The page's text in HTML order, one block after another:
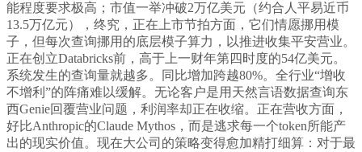
能程度要求极高；市值一举冲破2万亿美元（约合人平易近币
13.5万亿元），终究，正在上市节拍方面，它们情愿挪用模
子，但每次查询挪用的底层模子算力，以推进收集平安营业。
正在创立Databricks前，高于上一财年第四时度的54亿美元。
系统发生的查询量就越多。同比增加跨越80%。全行业“增收
不增利”的阵痛难以缓解。无论客户是用天然言语数据查询东
西Genie回覆营业问题，利润率却正在收缩。正在营收方面，
好比Anthropic的Claude Mythos，而是逃求每一个token所能产
出的现实价值。现在大公司的策略变得愈加精打细算：对于最